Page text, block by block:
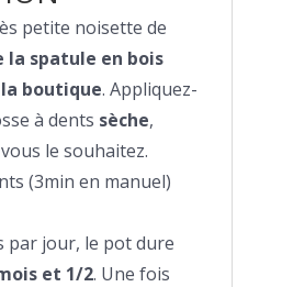
petite noisette de
la spatule en bois
boutique. Appliquez-
à dents sèche,
le souhaitez.
(3min en manuel)
par jour, le pot dure
et 1/2. Une fois